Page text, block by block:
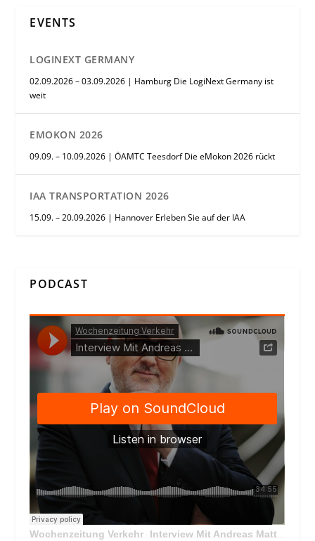
EVENTS
LOGINEXT GERMANY
02.09.2026 – 03.09.2026 | Hamburg Die LogiNext Germany ist
weit
EMOKON 2026
09.09. – 10.09.2026 | ÖAMTC Teesdorf Die eMokon 2026 rückt
IAA TRANSPORTATION 2026
15.09. – 20.09.2026 | Hannover Erleben Sie auf der IAA
PODCAST
Wochenzeitung Verkehr · Interview Mit Andreas Matthä, CEO der ÖBB Holding